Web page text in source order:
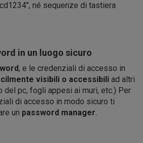
né sequenze di tastiera
in un luogo sicuro
, e le credenziali di accesso in
visibili o accessibili ad altri
pc, fogli appesi ai muri, etc.) Per
di accesso in modo sicuro ti
un password manager.